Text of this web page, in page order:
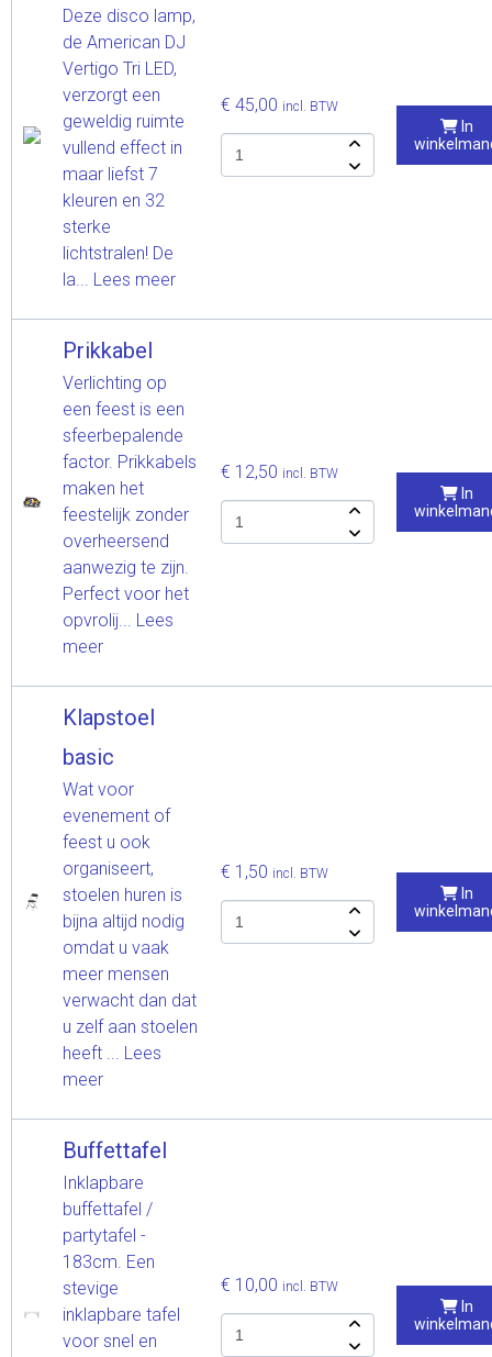
Deze disco lamp,
de American DJ
Vertigo Tri LED,
verzorgt een
geweldig ruimte
vullend effect in
maar liefst 7
kleuren en 32
sterke
lichtstralen! De
la... Lees meer
€ 45,00 incl. BTW
In
Prikkabel
Verlichting op
een feest is een
sfeerbepalende
factor. Prikkabels
maken het
feestelijk zonder
overheersend
aanwezig te zijn.
Perfect voor het
opvrolij... Lees
meer
€ 12,50 incl. BTW
In
Klapstoel
basic
Wat voor
evenement of
feest u ook
organiseert,
stoelen huren is
bijna altijd nodig
omdat u vaak
meer mensen
verwacht dan dat
u zelf aan stoelen
heeft ... Lees
meer
€ 1,50 incl. BTW
In
Buffettafel
Inklapbare
buffettafel /
partytafel -
183cm. Een
stevige
inklapbare tafel
voor snel en
€ 10,00 incl. BTW
In